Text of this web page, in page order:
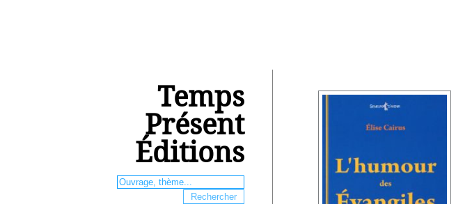
Temps
Présent
Éditions